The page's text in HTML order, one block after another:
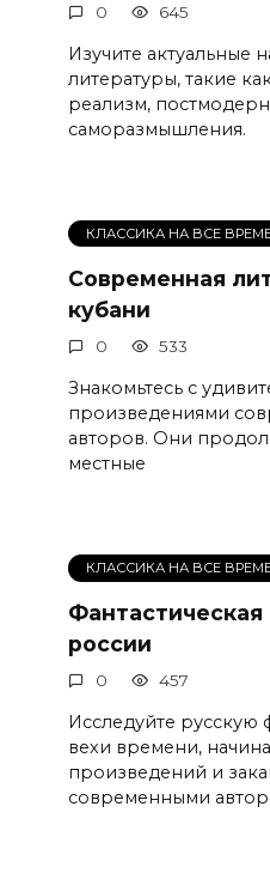
0 645
Изучите актуальные
литературы, такие
реализм,
саморазмышления.
КЛАССИКА НА ВСЕ
Современная
кубани
0 533
Знакомьтесь с
произведениями
авторов. Они
местные
КЛАССИКА НА ВСЕ
Фантастическая
россии
0 457
Исследуйте русскую
вехи времени,
произведений и
современными